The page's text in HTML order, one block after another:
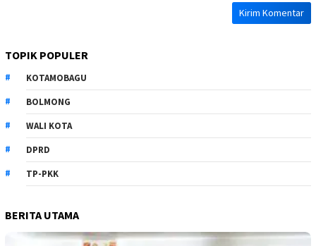
TOPIK POPULER
KOTAMOBAGU
BOLMONG
WALI KOTA
DPRD
TP-PKK
BERITA UTAMA